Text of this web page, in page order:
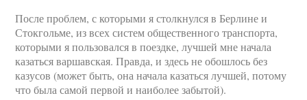
После проблем, с которыми я столкнулся в Берлине и
Стокгольме, из всех систем общественного транспорта,
которыми я пользовался в поездке, лучшей мне начала
казаться варшавская. Правда, и здесь не обошлось без
казусов (может быть, она начала казаться лучшей, потому
что была самой первой и наиболее забытой).